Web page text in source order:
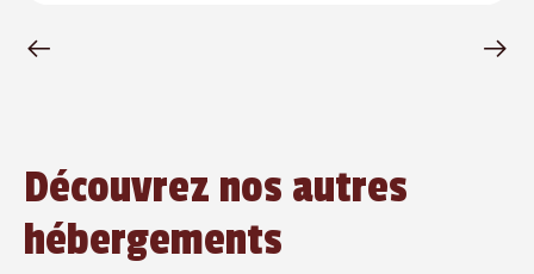
Découvrez nos autres
hébergements